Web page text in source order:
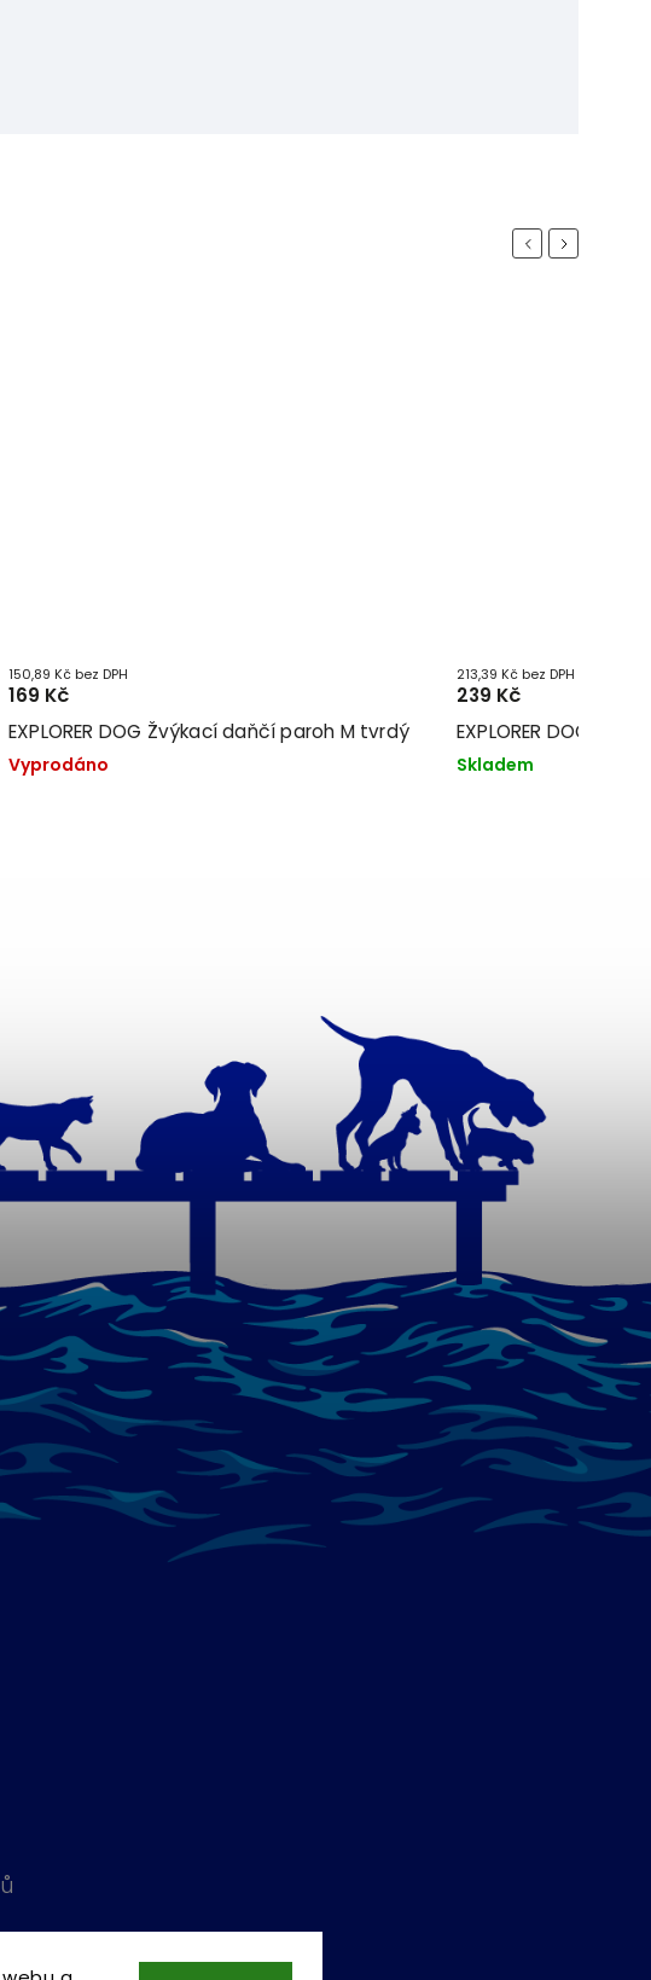
Previous
EXPLORER DOG Žvýkací daňčí paroh M tvrdý
Vyprodáno
150,89 Kč bez DPH
169 Kč
EXPLORER DOG
Skladem
213,39 Kč bez DPH
239 Kč
Next